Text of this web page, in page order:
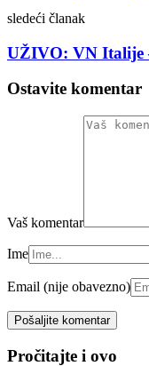
sledeći članak
UŽIVO: VN Italije
Ostavite komentar
Vaš komentar
Ime
Email (nije obavezno)
Pročitajte i ovo